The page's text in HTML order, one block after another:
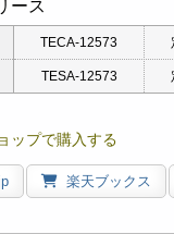
ース
TECA-12573
TESA-12573
ップで購入する
楽天ブックス